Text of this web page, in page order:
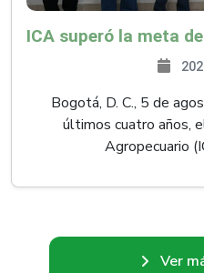
Bogotá, D. C., 5 de
últimos cuatro años,
Agropecuario
Ver